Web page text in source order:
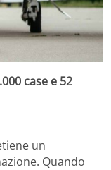
case e 52
un
Quando